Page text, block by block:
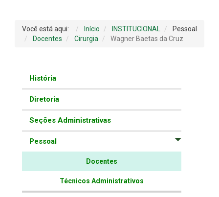
Você está aqui: Início INSTITUCIONAL
Pessoal
Docentes
Cirurgia Wagner Baetas da Cruz
História
Diretoria
Seções Administrativas
Pessoal
Docentes
Técnicos Administrativos